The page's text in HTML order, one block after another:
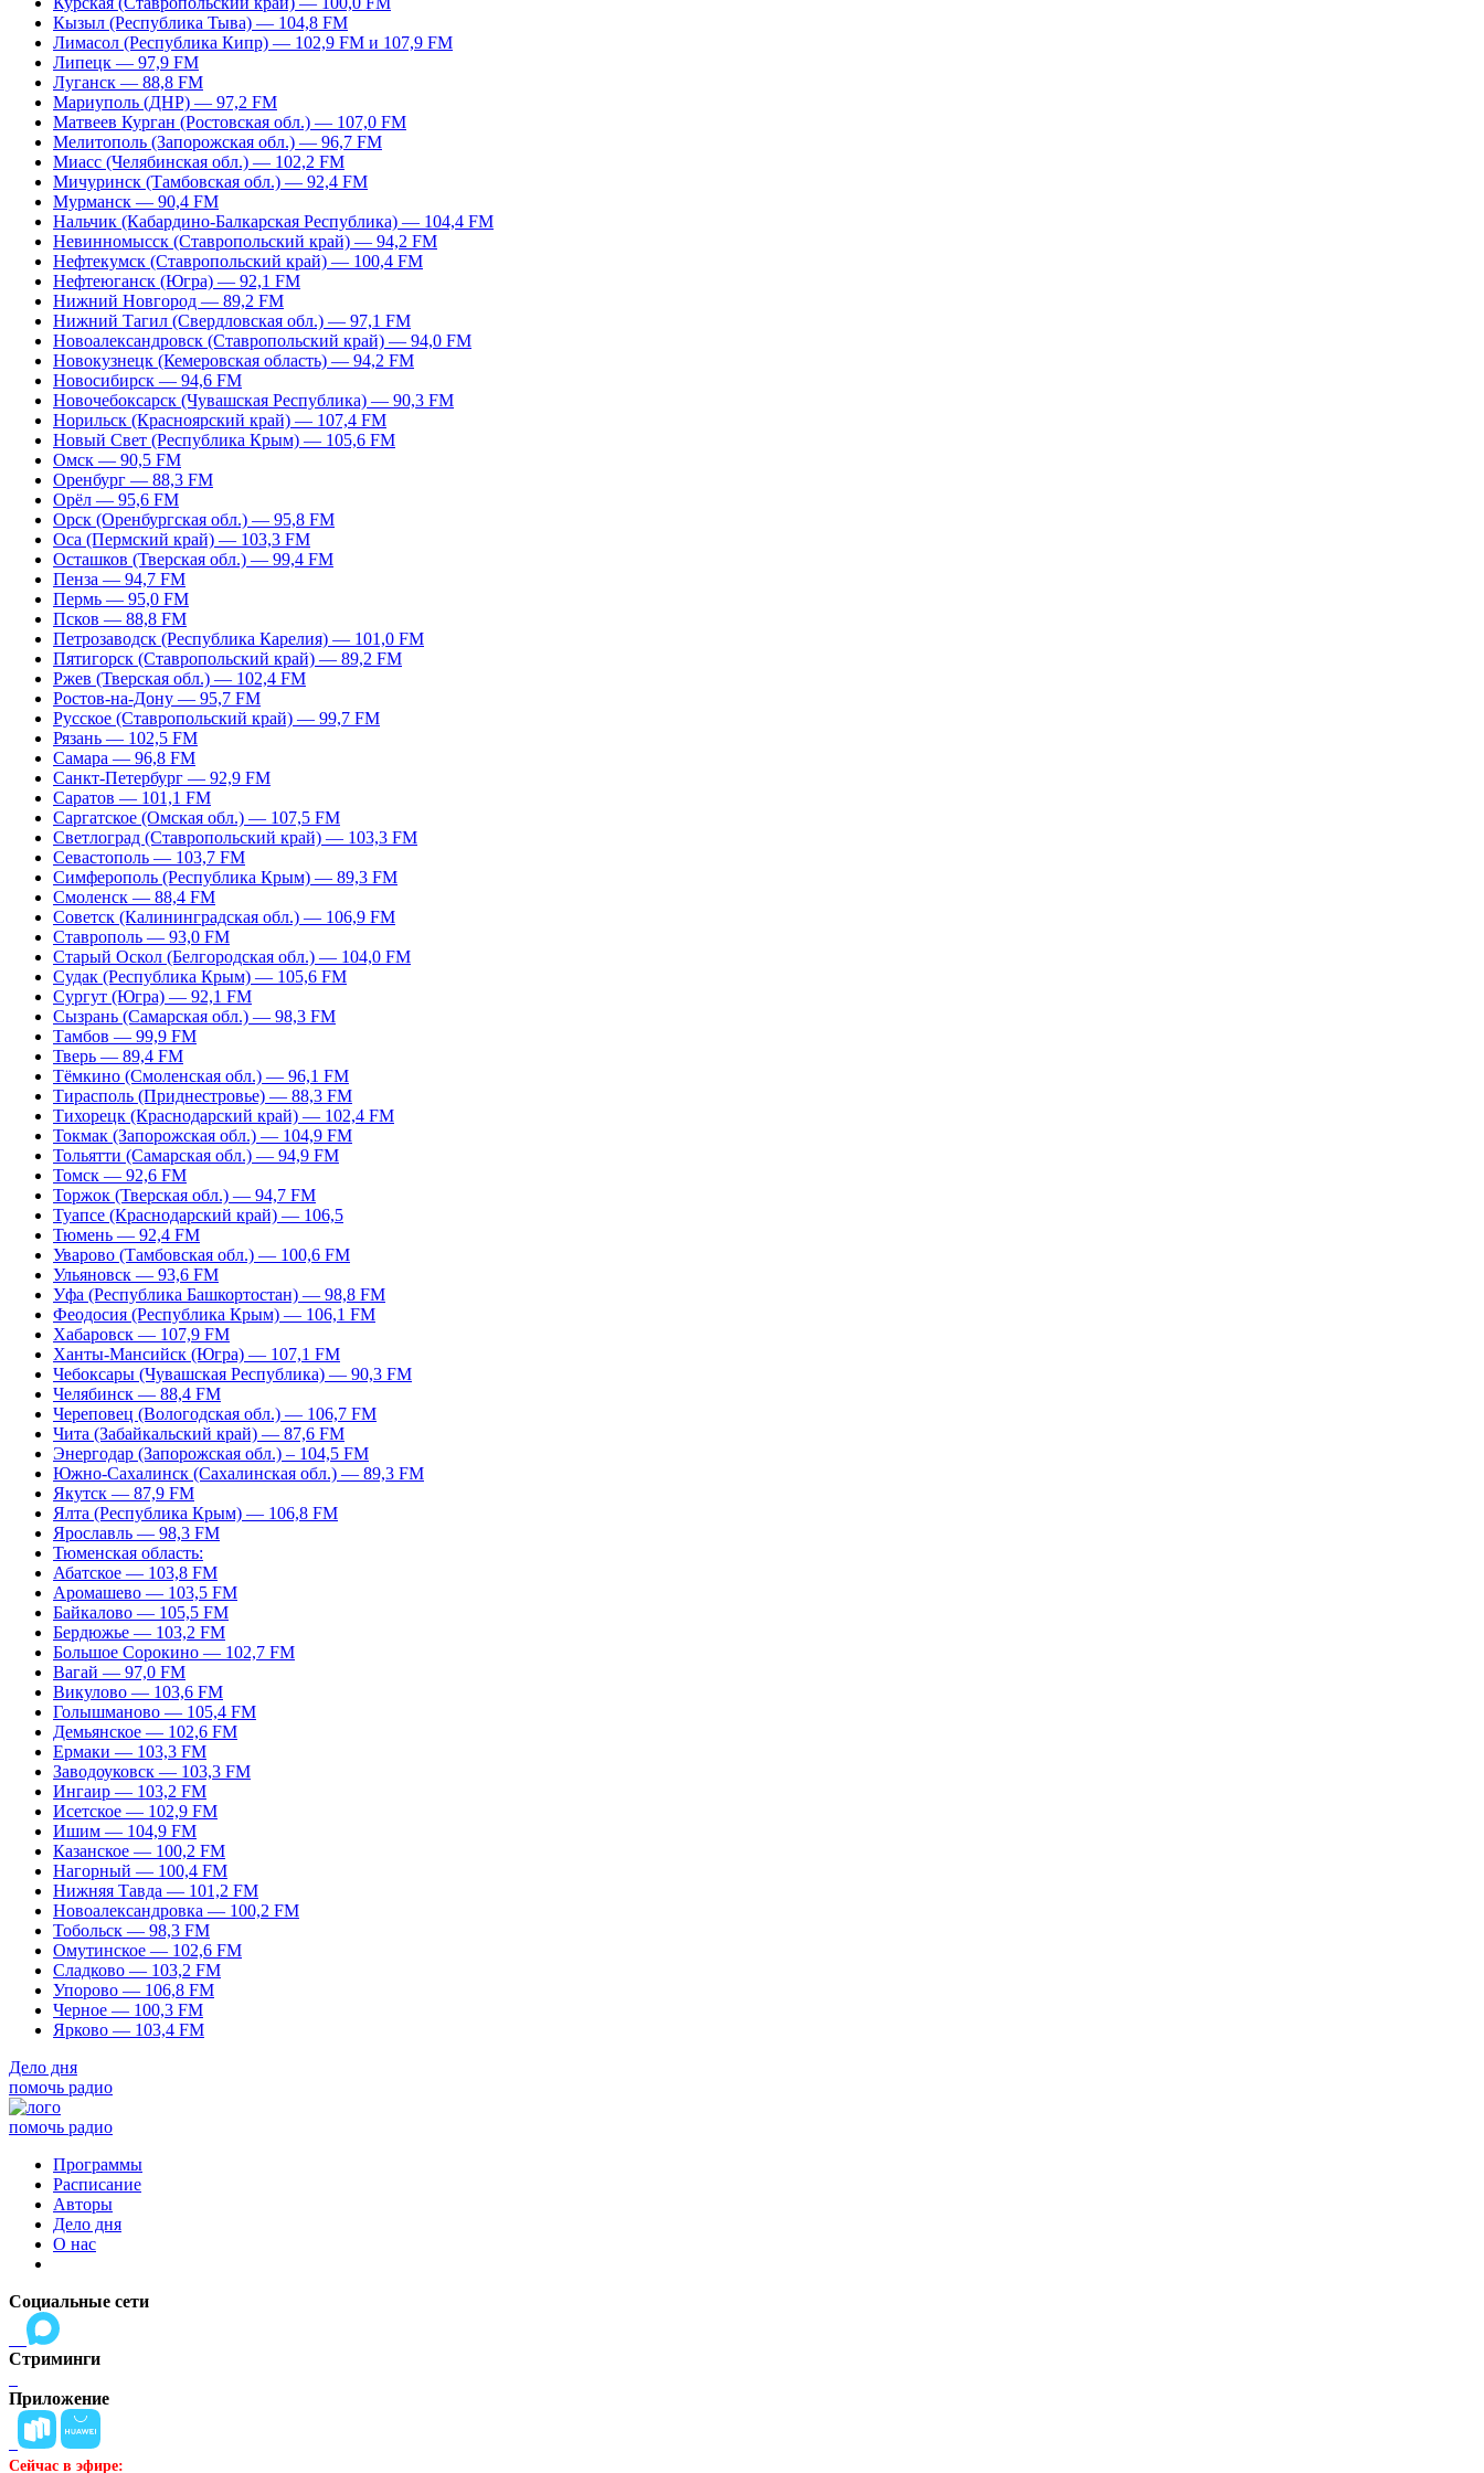
Кызыл (Республика Тыва) — 104,8 FM
Лимасол (Республика Кипр) — 102,9 FM и 107,9 FM
Липецк — 97,9 FM
Луганск — 88,8 FM
Мариуполь (ДНР) — 97,2 FM
Матвеев Курган (Ростовская обл.) — 107,0 FM
Мелитополь (Запорожская обл.) — 96,7 FM
Миасс (Челябинская обл.) — 102,2 FM
Мичуринск (Тамбовская обл.) — 92,4 FM
Мурманск — 90,4 FM
Нальчик (Кабардино-Балкарская Республика) — 104,4 FM
Невинномысск (Ставропольский край) — 94,2 FM
Нефтекумск (Ставропольский край) — 100,4 FM
Нефтеюганск (Югра) — 92,1 FM
Нижний Новгород — 89,2 FM
Нижний Тагил (Свердловская обл.) — 97,1 FM
Новоалександровск (Ставропольский край) — 94,0 FM
Новокузнецк (Кемеровская область) — 94,2 FM
Новосибирск — 94,6 FM
Новочебоксарск (Чувашская Республика) — 90,3 FM
Норильск (Красноярский край) — 107,4 FM
Новый Свет (Республика Крым) — 105,6 FM
Омск — 90,5 FM
Оренбург — 88,3 FM
Орёл — 95,6 FM
Орск (Оренбургская обл.) — 95,8 FM
Оса (Пермский край) — 103,3 FM
Осташков (Тверская обл.) — 99,4 FM
Пенза — 94,7 FM
Пермь — 95,0 FM
Псков — 88,8 FM
Петрозаводск (Республика Карелия) — 101,0 FM
Пятигорск (Ставропольский край) — 89,2 FM
Ржев (Тверская обл.) — 102,4 FM
Ростов-на-Дону — 95,7 FM
Русское (Ставропольский край) — 99,7 FM
Рязань — 102,5 FM
Самара — 96,8 FM
Санкт-Петербург — 92,9 FM
Саратов — 101,1 FM
Саргатское (Омская обл.) — 107,5 FM
Светлоград (Ставропольский край) — 103,3 FM
Севастополь — 103,7 FM
Симферополь (Республика Крым) — 89,3 FM
Смоленск — 88,4 FM
Советск (Калининградская обл.) — 106,9 FM
Ставрополь — 93,0 FM
Старый Оскол (Белгородская обл.) — 104,0 FM
Судак (Республика Крым) — 105,6 FM
Сургут (Югра) — 92,1 FM
Сызрань (Самарская обл.) — 98,3 FM
Тамбов — 99,9 FM
Тверь — 89,4 FM
Тёмкино (Смоленская обл.) — 96,1 FM
Тирасполь (Приднестровье) — 88,3 FM
Тихорецк (Краснодарский край) — 102,4 FM
Токмак (Запорожская обл.) — 104,9 FM
Тольятти (Самарская обл.) — 94,9 FM
Томск — 92,6 FM
Торжок (Тверская обл.) — 94,7 FM
Туапсе (Краснодарский край) — 106,5
Тюмень — 92,4 FM
Уварово (Тамбовская обл.) — 100,6 FM
Ульяновск — 93,6 FM
Уфа (Республика Башкортостан) — 98,8 FM
Феодосия (Республика Крым) — 106,1 FM
Хабаровск — 107,9 FM
Ханты-Мансийск (Югра) — 107,1 FM
Чебоксары (Чувашская Республика) — 90,3 FM
Челябинск — 88,4 FM
Череповец (Вологодская обл.) — 106,7 FM
Чита (Забайкальский край) — 87,6 FM
Энергодар (Запорожская обл.) – 104,5 FM
Южно-Сахалинск (Сахалинская обл.) — 89,3 FM
Якутск — 87,9 FM
Ялта (Республика Крым) — 106,8 FM
Ярославль — 98,3 FM
Тюменская область:
Абатское — 103,8 FM
Аромашево — 103,5 FM
Байкалово — 105,5 FM
Бердюжье — 103,2 FM
Большое Сорокино — 102,7 FM
Вагай — 97,0 FM
Викулово — 103,6 FM
Голышманово — 105,4 FM
Демьянское — 102,6 FM
Ермаки — 103,3 FM
Заводоуковск — 103,3 FM
Ингаир — 103,2 FM
Исетское — 102,9 FM
Ишим — 104,9 FM
Казанское — 100,2 FM
Нагорный — 100,4 FM
Нижняя Тавда — 101,2 FM
Новоалександровка — 100,2 FM
Тобольск — 98,3 FM
Омутинское — 102,6 FM
Сладково — 103,2 FM
Упорово — 106,8 FM
Черное — 100,3 FM
Ярково — 103,4 FM
Дело дня
помочь радио
помочь радио
Программы
Расписание
Авторы
Дело дня
О нас
Социальные сети
Стриминги
Приложение
Сейчас в эфире: